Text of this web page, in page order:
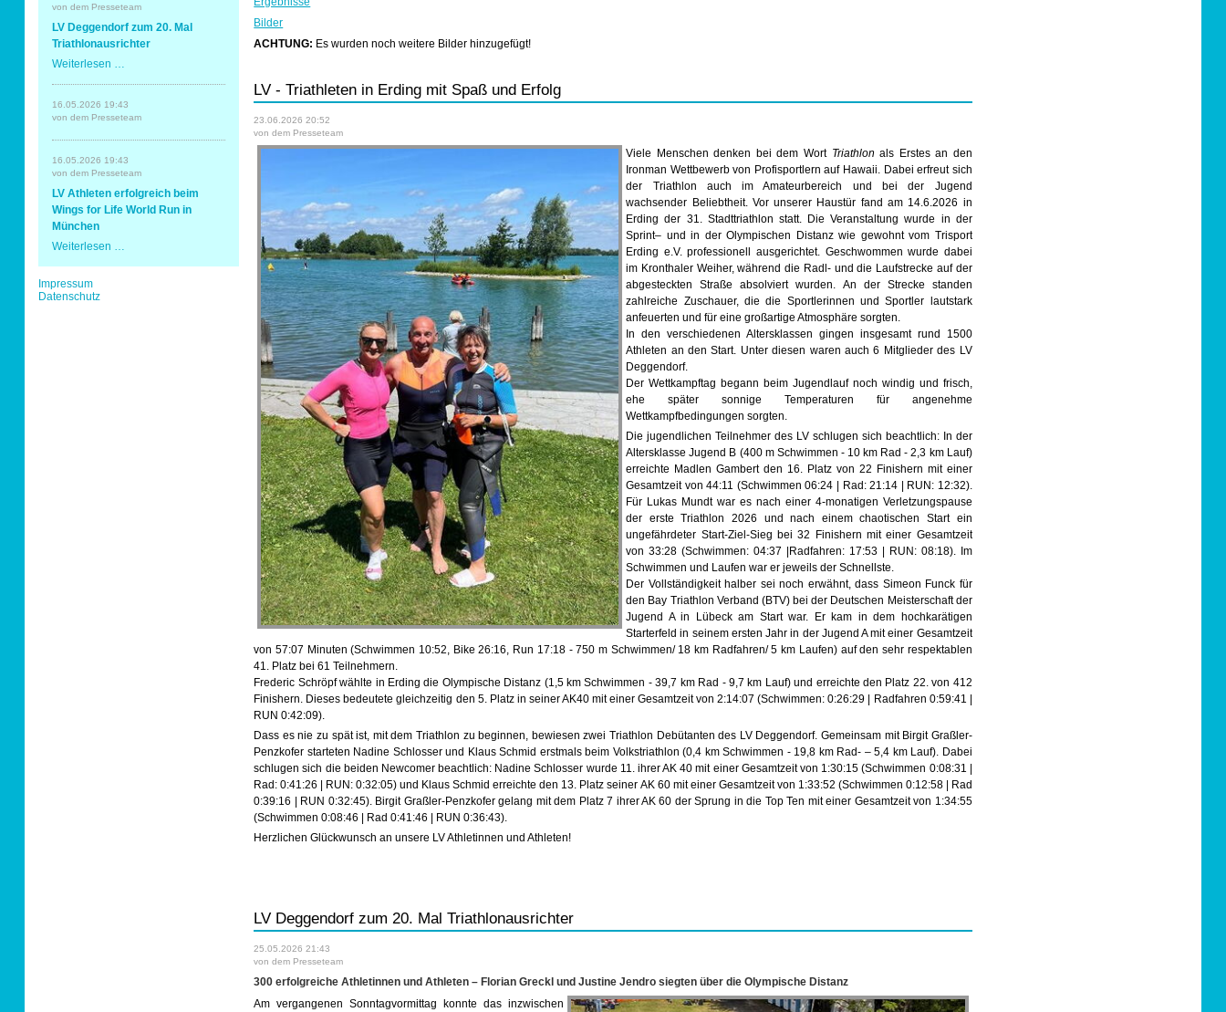
Bilder
ACHTUNG: Es wurden noch weitere Bilder hinzugefügt!
LV - Triathleten in Erding mit Spaß und Erfolg
23.06.2026 20:52
von dem Presseteam
Viele Menschen denken bei dem Wort Triathlonals Erstes an den
Ironman Wettbewerb von Profisportlern auf Hawaii. Dabei erfreut sich
der Triathlon auch im Amateurbereich und bei der Jugend
wachsender Beliebtheit. Vor unserer Haustür fand am 14.6.2026 in
Erding der 31. Stadttriathlon statt. Die Veranstaltung wurde in der
Sprint– und in der Olympischen Distanz wie gewohnt vom Trisport
Erding e.V. professionell ausgerichtet. Geschwommen wurde dabei
im Kronthaler Weiher, während die Radl- und die Laufstrecke auf der
abgesteckten Straße absolviert wurden. An der Strecke standen
zahlreiche Zuschauer, die die Sportlerinnen und Sportler lautstark
anfeuerten und für eine großartige Atmosphäre sorgten.
In den verschiedenen Altersklassen gingen insgesamt rund 1500
Athleten an den Start. Unter diesen waren auch 6 Mitglieder des LV
Deggendorf.
Der Wettkampftag begann beim Jugendlauf noch windig und frisch,
ehe später sonnige Temperaturen für angenehme
Wettkampfbedingungen sorgten.
Die jugendlichen Teilnehmer des LV schlugen sich beachtlich: In der
Altersklasse Jugend B (400 m Schwimmen - 10 km Rad - 2,3 km Lauf)
erreichte Madlen Gambert den 16. Platz von 22 Finishern mit einer
Gesamtzeit von 44:11 (Schwimmen 06:24 | Rad: 21:14 | RUN: 12:32).
Für Lukas Mundt war es nach einer 4-monatigen Verletzungspause
der erste Triathlon 2026 und nach einem chaotischen Start ein
ungefährdeter Start-Ziel-Sieg bei 32 Finishern mit einer Gesamtzeit
von 33:28 (Schwimmen: 04:37 |Radfahren: 17:53 | RUN: 08:18). Im
Schwimmen und Laufen war er jeweils der Schnellste.
Der Vollständigkeit halber sei noch erwähnt, dass Simeon Funck für
den Bay Triathlon Verband (BTV) bei der Deutschen Meisterschaft der
Jugend A in Lübeck am Start war. Er kam in dem hochkarätigen
Starterfeld in seinem ersten Jahr in der Jugend A mit einer Gesamtzeit
von 57:07 Minuten (Schwimmen 10:52, Bike 26:16, Run 17:18 - 750 m Schwimmen/ 18 km Radfahren/ 5 km Laufen) auf den sehr respektablen
41. Platz bei 61 Teilnehmern.
Frederic Schröpf wählte in Erding die Olympische Distanz (1,5 km Schwimmen - 39,7 km Rad - 9,7 km Lauf) und erreichte den Platz 22. von 412
Finishern. Dieses bedeutete gleichzeitig den 5. Platz in seiner AK40 mit einer Gesamtzeit von 2:14:07 (Schwimmen: 0:26:29 | Radfahren 0:59:41 |
RUN 0:42:09).
Dass es nie zu spät ist, mit dem Triathlon zu beginnen, bewiesen zwei Triathlon Debütanten des LV Deggendorf. Gemeinsam mit Birgit Graßler-
Penzkofer starteten Nadine Schlosser und Klaus Schmid erstmals beim Volkstriathlon (0,4 km Schwimmen - 19,8 km Rad- – 5,4 km Lauf). Dabei
schlugen sich die beiden Newcomer beachtlich: Nadine Schlosser wurde 11. ihrer AK 40 mit einer Gesamtzeit von 1:30:15 (Schwimmen 0:08:31 |
Rad: 0:41:26 | RUN: 0:32:05) und Klaus Schmid erreichte den 13. Platz seiner AK 60 mit einer Gesamtzeit von 1:33:52 (Schwimmen 0:12:58 | Rad
0:39:16 | RUN 0:32:45). Birgit Graßler-Penzkofer gelang mit dem Platz 7 ihrer AK 60 der Sprung in die Top Ten mit einer Gesamtzeit von 1:34:55
(Schwimmen 0:08:46 | Rad 0:41:46 | RUN 0:36:43).
Herzlichen Glückwunsch an unsere LV Athletinnen und Athleten!
LV Deggendorf zum 20. Mal Triathlonausrichter
25.05.2026 21:43
von dem Presseteam
300 erfolgreiche Athletinnen und Athleten – Florian Greckl und Justine Jendro siegten über die Olympische Distanz
Am vergangenen Sonntagvormittag konnte das inzwischen
Erding
Spaß
und
von dem Presseteam
LV Deggendorf zum 20. Mal
Triathlonausrichter
Weiterlesen …
zum
20.
Mal
16.05.2026 19:43
von dem Presseteam
16.05.2026 19:43
von dem Presseteam
LV Athleten erfolgreich beim
Wings for Life World Run in
München
Weiterlesen …
Navigation
überspringen
Impressum
Datenschutz
Sportabzeichen
Tempo & Gymnastik